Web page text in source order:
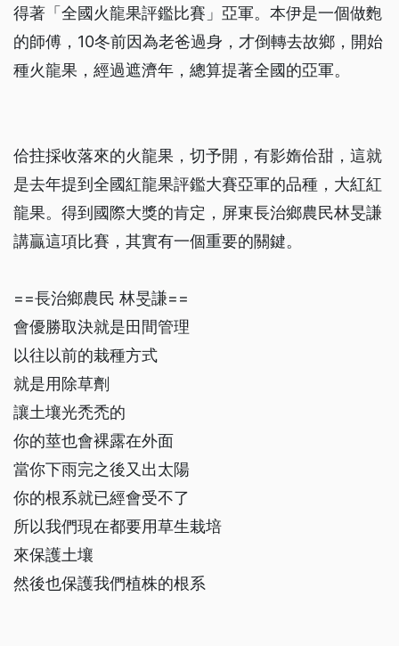
得著「全國火龍果評鑑比賽」亞軍。本伊是一個做麭
的師傅，10冬前因為老爸過身，才倒轉去故鄉，開始
種火龍果，經過遮濟年，總算提著全國的亞軍。
佮拄採收落來的火龍果，切予開，有影媠佮甜，這就
是去年提到全國紅龍果評鑑大賽亞軍的品種，大紅紅
龍果。得到國際大獎的肯定，屏東長治鄉農民林旻謙
講贏這項比賽，其實有一個重要的關鍵。
==長治鄉農民 林旻謙==
會優勝取決就是田間管理
以往以前的栽種方式
就是用除草劑
讓土壤光禿禿的
你的莖也會裸露在外面
當你下雨完之後又出太陽
你的根系就已經會受不了
所以我們現在都要用草生栽培
來保護土壤
然後也保護我們植株的根系